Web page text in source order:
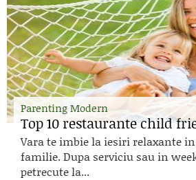
Parenting Modern
Top 10 restaurante child
Vara te imbie la iesiri relaxante
familie. Dupa serviciu sau in
petrecute la...